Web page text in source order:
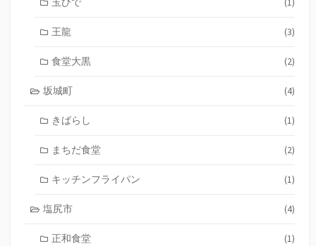
王龍 (3)
食堂大黒 (2)
坂城町 (4)
きばらし (1)
まちだ食堂 (2)
キッチンフライパン (1)
塩尻市 (4)
正和食堂 (1)